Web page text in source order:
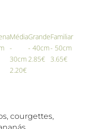
Média
-
30cm
2.20€
Grande
- 40cm
2.85€
Familiar
- 50cm
3.65€
courgettes,